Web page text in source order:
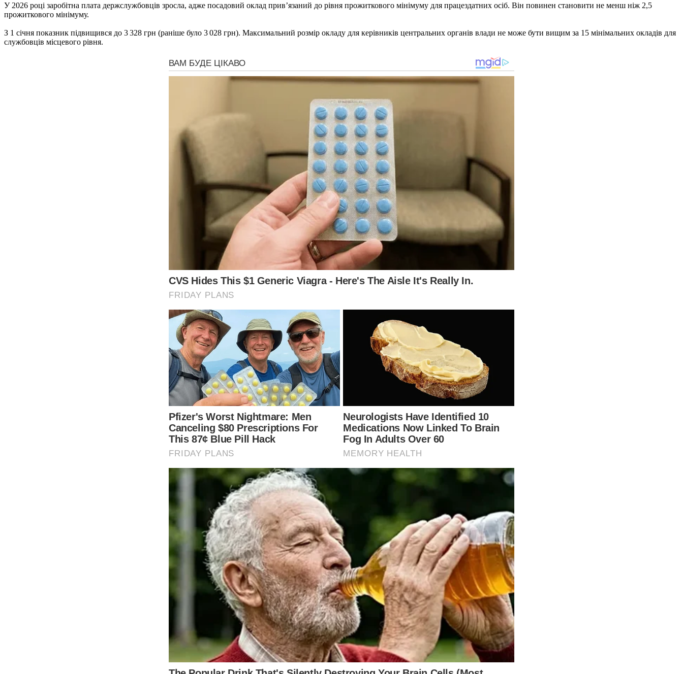
У 2026 році заробітна плата держслужбовців зросла, адже посадовий оклад прив’язаний до рівня прожиткового мінімуму для працездатних осіб. Він повинен становити не менш ніж 2,5
прожиткового мінімуму.
З 1 січня показник підвищився до 3 328 грн (раніше було 3 028 грн). Максимальний розмір окладу для керівників центральних органів влади не може бути вищим за 15 мінімальних окладів для
службовців місцевого рівня.